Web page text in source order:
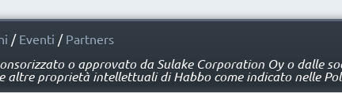
/ Eventi / Partners
o approvato da Sulake Corporation Oy o dalle
altre proprietà intellettuali di Habbo come indicato nelle